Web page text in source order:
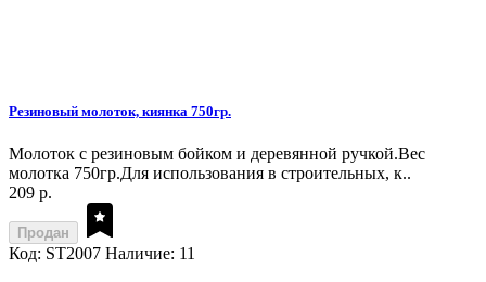
Резиновый молоток, киянка 750гр.
Молоток с резиновым бойком и деревянной ручкой.Вес
молотка 750гр.Для использования в строительных, к..
209 р.
Продан
Код: ST2007 Наличие: 11